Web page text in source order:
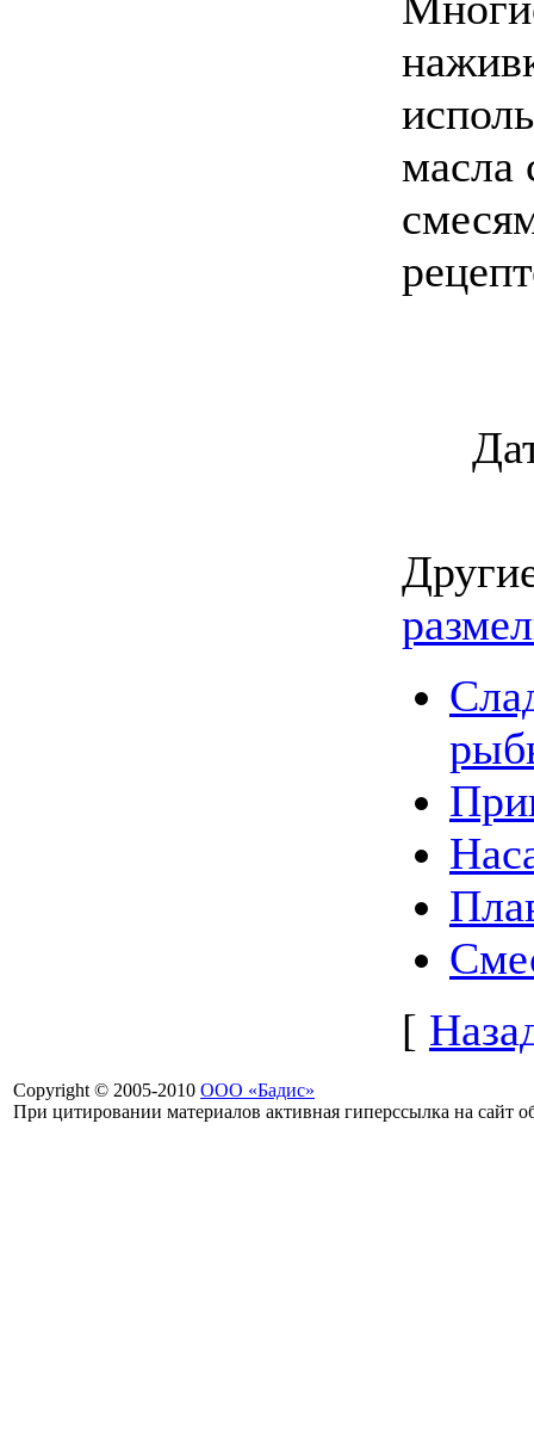
масла
[
Copyright © 2005-2010 ООО «Бадис»
При цитировании материалов активная гиперссылка на сайт